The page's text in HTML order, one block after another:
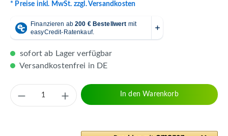
* Preise inkl. MwSt. zzgl. Versandkosten
sofort ab Lager verfügbar
Versandkostenfrei in DE
Produkt Anzahl: Gib den gewünschten
In den Warenkorb